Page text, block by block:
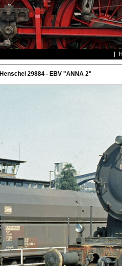
Henschel 29884 - EBV "ANNA 2"